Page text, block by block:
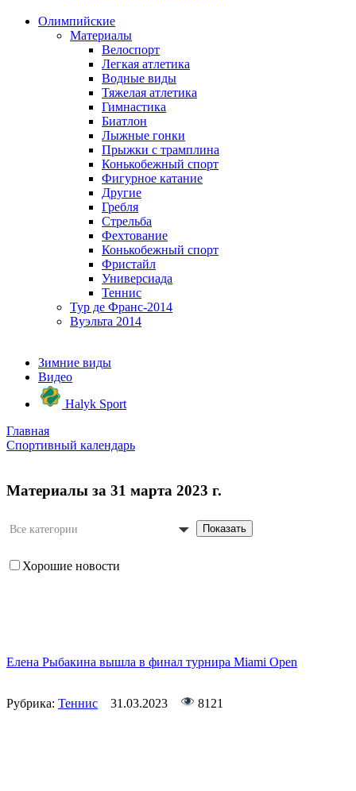
Олимпийские
Материалы
Велоспорт
Легкая атлетика
Водные виды
Тяжелая атлетика
Гимнастика
Биатлон
Лыжные гонки
Прыжки с трамплина
Конькобежный спорт
Фигурное катание
Другие
Гребля
Стрельба
Фехтование
Конькобежный спорт
Фристайл
Универсиада
Теннис
Тур де Франс-2014
Вуэльта 2014
Зимние виды
Видео
Halyk Sport
Главная
Спортивный календарь
Материалы за 31 марта 2023 г.
Все категории Показать
Хорошие новости
Елена Рыбакина вышла в финал турнира Miami Open
Рубрика: Теннис 31.03.2023 8121